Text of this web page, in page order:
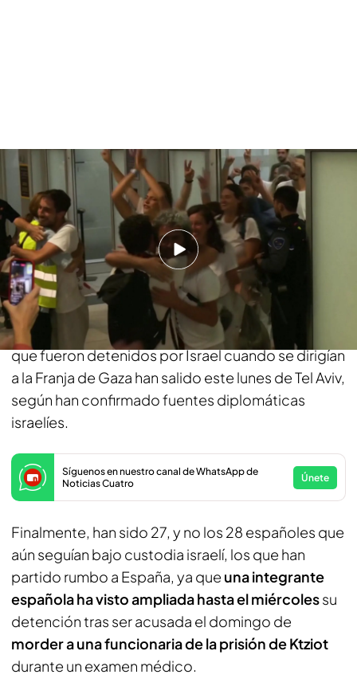
Las torturas psicológicas y malos tratos que denuncia la flotilla de Gaza al
llegar a casa: "No hay medicamentos para animales"
PUEDE INTERESARTE
Israel obvia la petición de Donald Trump y sigue
con sus bombardeos sobre Gaza: más de 70
muertos, muchos de ellos niños
Los últimos españoles de laGlobal Sumud Flotilla
que fueron detenidos por Israel cuando se dirigían
a la Franja de Gaza han salido este lunes de Tel Aviv,
según han confirmado fuentes diplomáticas
israelíes.
Síguenos en nuestro canal de WhatsApp de
Noticias Cuatro
Únete
Finalmente, han sido 27, y no los 28 españoles que
aún seguían bajo custodia israelí, los que han
partido rumbo a España, ya que una integrante
española ha visto ampliada hasta el miércolessu
detención tras ser acusada el domingo de
morder a una funcionaria de la prisión de Ktziot
durante un examen médico.